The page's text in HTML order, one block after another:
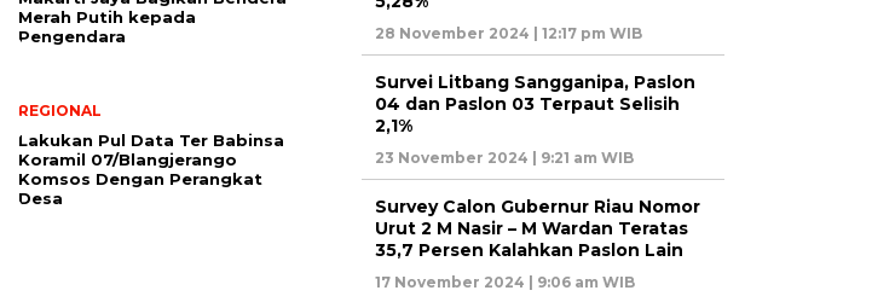
Merah Putih kepada
Pengendara
REGIONAL
Lakukan Pul Data Ter Babinsa
Koramil 07/Blangjerango
Komsos Dengan Perangkat
Desa
28 November 2024 | 12:17 pm WIB
Survei Litbang Sangganipa, Paslon
04 dan Paslon 03 Terpaut Selisih
2,1%
23 November 2024 | 9:21 am WIB
Survey Calon Gubernur Riau Nomor
Urut 2 M Nasir – M Wardan Teratas
35,7 Persen Kalahkan Paslon Lain
17 November 2024 | 9:06 am WIB